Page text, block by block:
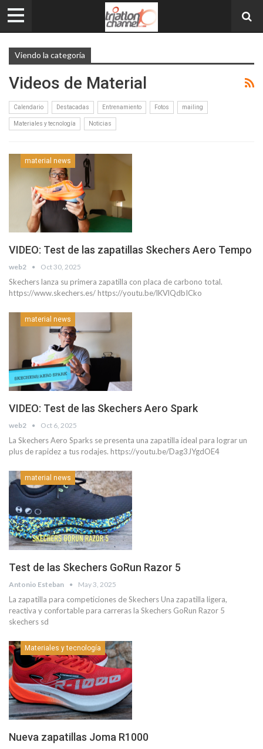
Viendo la categoría
Videos de Material
Calendario Destacadas Entrenamiento Fotos mailing
Materiales y tecnología Noticias
material news
VIDEO: Test de las zapatillas Skechers Aero Tempo
web2 Oct 30, 2025
Skechers lanza su primera zapatilla con placa de carbono total.
https://www.skechers.es/ https://youtu.be/lKVlQdbICko
material news
VIDEO: Test de las Skechers Aero Spark
web2 Oct 6, 2025
La Skechers Aero Sparks se presenta una zapatilla ideal para lograr un
plus de rapidez a tus rodajes. https://youtu.be/Dag3JYgdOE4
material news
Test de las Skechers GoRun Razor 5
Antonio Esteban May 3, 2025
La zapatilla para competiciones de Skechers Una zapatilla ligera,
reactiva y confortable para carreras la Skechers GoRun Razor 5
skechers sd
Materiales y tecnología
Nueva zapatillas Joma R1000